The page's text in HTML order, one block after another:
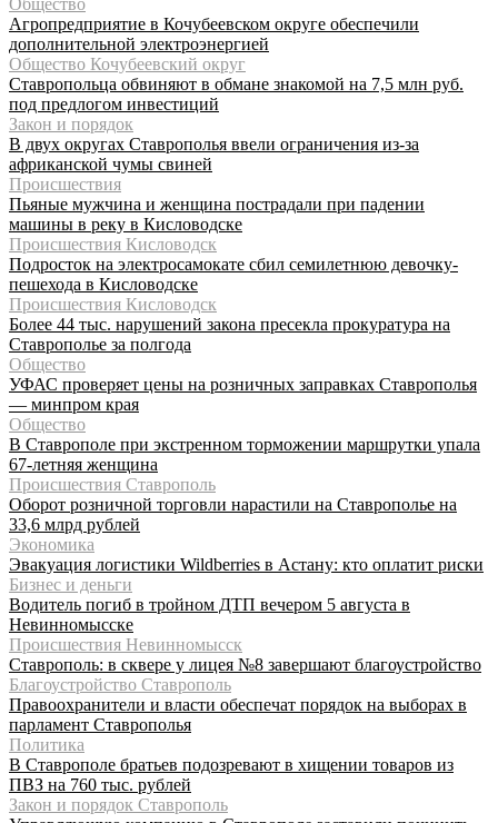
Агропредприятие в Кочубеевском округе обеспечили
дополнительной электроэнергией
Общество Кочубеевский округ
Ставропольца обвиняют в обмане знакомой на 7,5 млн руб.
под предлогом инвестиций
Закон и порядок
В двух округах Ставрополья ввели ограничения из-за
африканской чумы свиней
Происшествия
Пьяные мужчина и женщина пострадали при падении
машины в реку в Кисловодске
Происшествия Кисловодск
Подросток на электросамокате сбил семилетнюю девочку-
пешехода в Кисловодске
Происшествия Кисловодск
Более 44 тыс. нарушений закона пресекла прокуратура на
Ставрополье за полгода
Общество
УФАС проверяет цены на розничных заправках Ставрополья
— минпром края
Общество
В Ставрополе при экстренном торможении маршрутки упала
67-летняя женщина
Происшествия Ставрополь
Оборот розничной торговли нарастили на Ставрополье на
33,6 млрд рублей
Экономика
Эвакуация логистики Wildberries в Астану: кто оплатит риски
Бизнес и деньги
Водитель погиб в тройном ДТП вечером 5 августа в
Невинномысске
Происшествия Невинномысск
Ставрополь: в сквере у лицея №8 завершают благоустройство
Благоустройство Ставрополь
Правоохранители и власти обеспечат порядок на выборах в
парламент Ставрополья
Политика
В Ставрополе братьев подозревают в хищении товаров из
ПВЗ на 760 тыс. рублей
Закон и порядок Ставрополь